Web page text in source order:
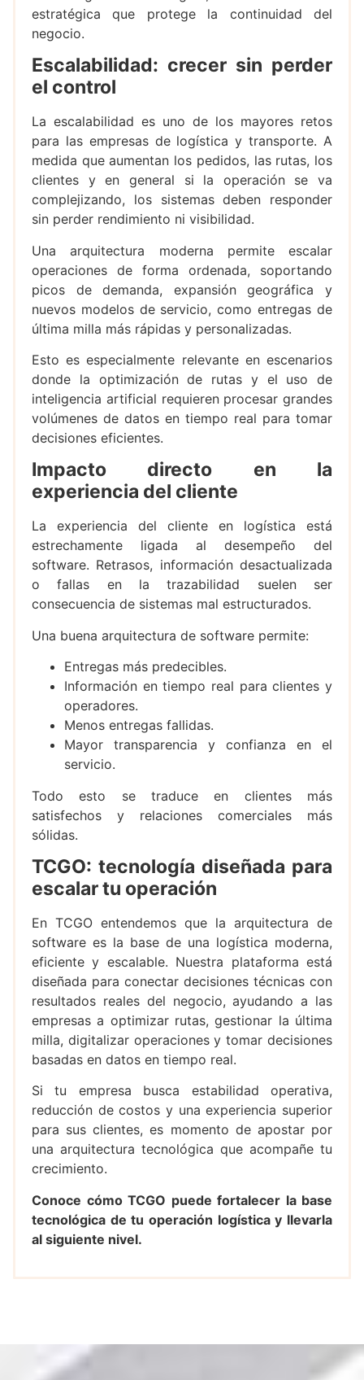
estratégica que protege la continuidad del
negocio.
Escalabilidad: crecer sin perder
el control
La escalabilidad es uno de los mayores retos
para las empresas de logística y transporte. A
medida que aumentan los pedidos, las rutas, los
clientes y en general si la operación se va
complejizando, los sistemas deben responder
sin perder rendimiento ni visibilidad.
Una arquitectura moderna permite escalar
operaciones de forma ordenada, soportando
picos de demanda, expansión geográfica y
nuevos modelos de servicio, como entregas de
última milla más rápidas y personalizadas.
Esto es especialmente relevante en escenarios
donde la optimización de rutas y el uso de
inteligencia artificial requieren procesar grandes
volúmenes de datos en tiempo real para tomar
decisiones eficientes.
Impacto directo en la
experiencia del cliente
La experiencia del cliente en logística está
estrechamente ligada al desempeño del
software. Retrasos, información desactualizada
o fallas en la trazabilidad suelen ser
consecuencia de sistemas mal estructurados.
Una buena arquitectura de software permite:
Entregas más predecibles.
Información en tiempo real para clientes y
operadores.
Menos entregas fallidas.
Mayor transparencia y confianza en el
servicio.
Todo esto se traduce en clientes más
satisfechos y relaciones comerciales más
sólidas.
TCGO: tecnología diseñada para
escalar tu operación
En TCGO entendemos que la arquitectura de
software es la base de una logística moderna,
eficiente y escalable. Nuestra plataforma está
diseñada para conectar decisiones técnicas con
resultados reales del negocio, ayudando a las
empresas a optimizar rutas, gestionar la última
milla, digitalizar operaciones y tomar decisiones
basadas en datos en tiempo real.
Si tu empresa busca estabilidad operativa,
reducción de costos y una experiencia superior
para sus clientes, es momento de apostar por
una arquitectura tecnológica que acompañe tu
crecimiento.
Conoce cómo TCGO puede fortalecer la base
tecnológica de tu operación logística y llevarla
al siguiente nivel.